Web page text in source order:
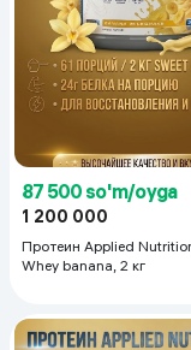
87 500 so'm/oyga
1 200 000
Протеин Applied
Whey banana, 2 кг